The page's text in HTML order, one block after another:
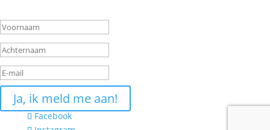
Ja, ik meld me aan!
Facebook